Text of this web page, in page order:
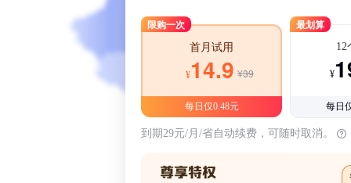
限购一次
首月试用
¥14.9 ¥39
每日仅0.48元
最划算
12
¥
每日
到期29元/月/省自动续费，可随时取消。